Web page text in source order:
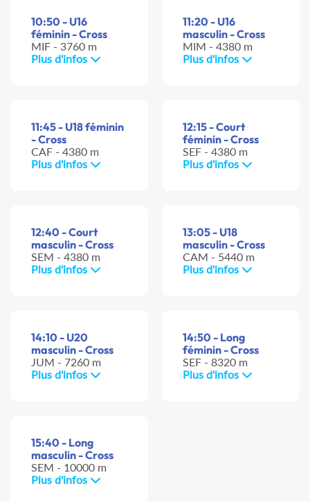
10:50 - U16
féminin - Cross
MIF - 3760 m
Plus d'infos
11:20 - U16
masculin - Cross
MIM - 4380 m
Plus d'infos
11:45 - U18 féminin
- Cross
CAF - 4380 m
Plus d'infos
12:15 - Court
féminin - Cross
SEF - 4380 m
Plus d'infos
12:40 - Court
masculin - Cross
SEM - 4380 m
Plus d'infos
13:05 - U18
masculin - Cross
CAM - 5440 m
Plus d'infos
14:10 - U20
masculin - Cross
JUM - 7260 m
Plus d'infos
14:50 - Long
féminin - Cross
SEF - 8320 m
Plus d'infos
15:40 - Long
masculin - Cross
SEM - 10000 m
Plus d'infos